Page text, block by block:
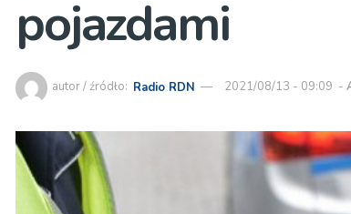
pojazdami
autor / źródło: Radio RDN 2021/08/13 - 09:09 -